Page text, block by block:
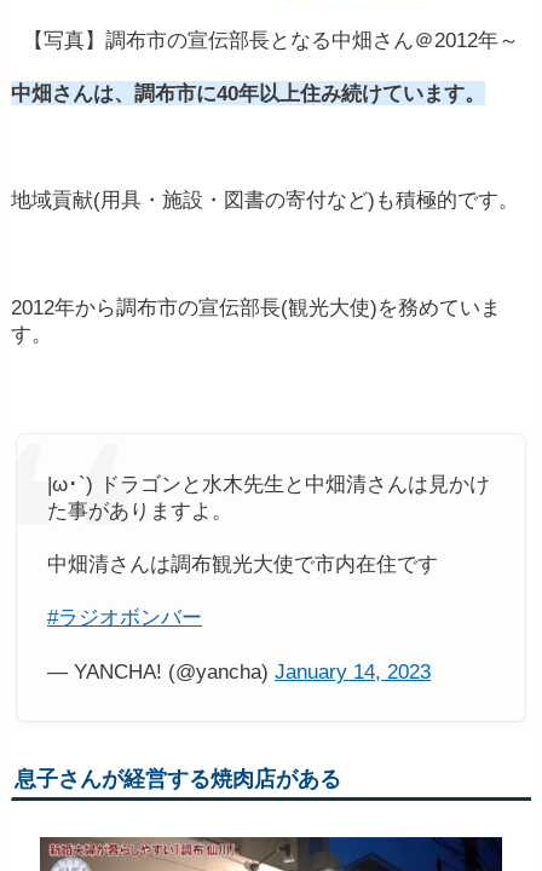
【写真】調布市の宣伝部長となる中畑さん＠2012年～
中畑さんは、調布市に40年以上住み続けています。
地域貢献(用具・施設・図書の寄付など)も積極的です。
2012年から調布市の宣伝部長(観光大使)を務めていま
す。
|ω･`) ドラゴンと水木先生と中畑清さんは見かけ
た事がありますよ。
中畑清さんは調布観光大使で市内在住です
#ラジオボンバー
— YANCHA! (@yancha) January 14, 2023
息子さんが経営する焼肉店がある